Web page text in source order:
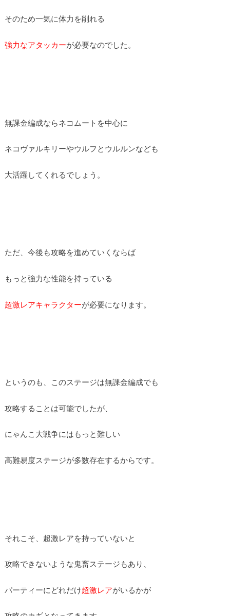
そのため一気に体力を削れる
強力なアタッカーが必要なのでした。
無課金編成ならネコムートを中心に
ネコヴァルキリーやウルフとウルルンなども
大活躍してくれるでしょう。
ただ、今後も攻略を進めていくならば
もっと強力な性能を持っている
超激レアキャラクターが必要になります。
というのも、このステージは無課金編成でも
攻略することは可能でしたが、
にゃんこ大戦争にはもっと難しい
高難易度ステージが多数存在するからです。
それこそ、超激レアを持っていないと
攻略できないような鬼畜ステージもあり、
パーティーにどれだけ超激レアがいるかが